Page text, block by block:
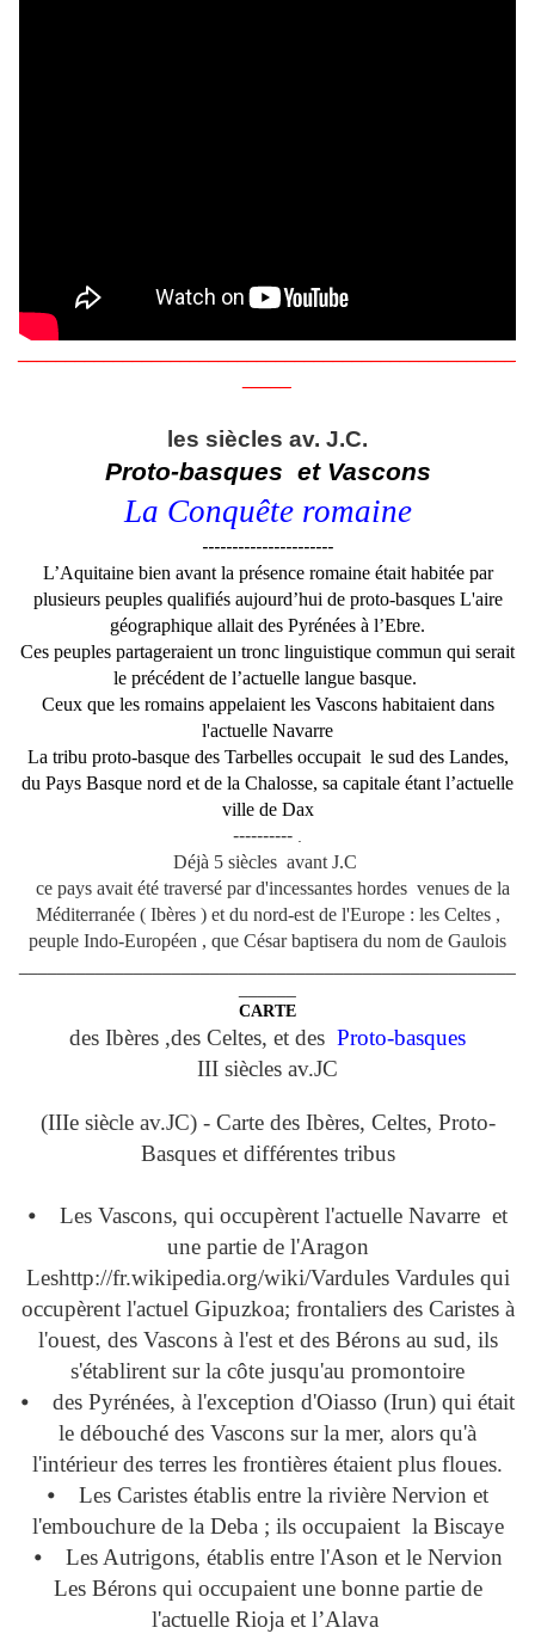
les siècles av. J.C.
Proto-basques et Vascons
La Conquête romaine
----------------------
L’Aquitaine bien avant la présence romaine était habitée par
plusieurs peuples qualifiés aujourd’hui de proto-basques L'aire
géographique allait des Pyrénées à l’Ebre.
Ces peuples partageraient un tronc linguistique commun qui serait
le précédent de l’actuelle langue basque.
Ceux que les romains appelaient les Vascons habitaient dans
l'actuelle Navarre
La tribu proto-basque des Tarbelles occupait le sud des Landes,
du Pays Basque nord et de la Chalosse, sa capitale étant l’actuelle
ville de Dax
----------
Déjà 5 siècles avant J.C
ce pays avait été traversé par d'incessantes hordes venues de la
Méditerranée ( Ibères ) et du nord-est de l'Europe : les Celtes ,
peuple Indo-Européen , que César baptisera du nom de Gaulois
CARTE
des Ibères ,des Celtes, et des Proto-basques
III siècles av.JC
(IIIe siècle av.JC) - Carte des Ibères, Celtes, Proto-
Basques et différentes tribus
⦁ Les Vascons, qui occupèrent l'actuelle Navarre et
une partie de l'Aragon
Leshttp://fr.wikipedia.org/wiki/Vardules Vardules qui
occupèrent l'actuel Gipuzkoa; frontaliers des Caristes à
l'ouest, des Vascons à l'est et des Bérons au sud, ils
s'établirent sur la côte jusqu'au promontoire
⦁ des Pyrénées, à l'exception d'Oiasso (Irun) qui était
le débouché des Vascons sur la mer, alors qu'à
l'intérieur des terres les frontières étaient plus floues.
⦁ Les Caristes établis entre la rivière Nervion et
l'embouchure de la Deba ; ils occupaient la Biscaye
⦁ Les Autrigons, établis entre l'Ason et le Nervion
Les Bérons qui occupaient une bonne partie de
l'actuelle Rioja et l’Alava